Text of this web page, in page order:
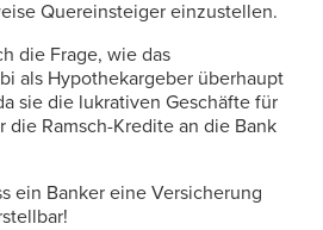
Quereinsteiger einzustellen.
die Frage, wie das
als Hypothekargeber überhaupt
sie die lukrativen Geschäfte für
die Ramsch-Kredite an die Bank
ein Banker eine Versicherung